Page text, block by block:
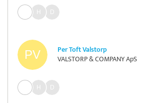
Per Toft Valstorp
VALSTORP & COMPANY ApS